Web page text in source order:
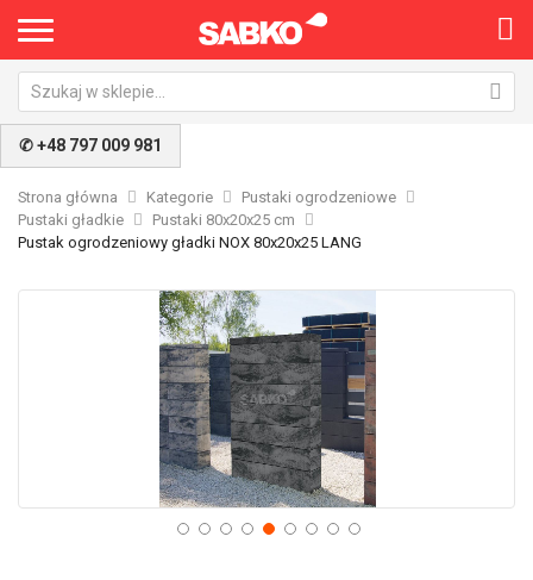
✆ +48 797 009 981
Strona główna Kategorie
Pustaki ogrodzeniowe
Pustaki gładkie
Pustaki 80x20x25 cm
Pustak ogrodzeniowy gładki NOX 80x20x25 LANG